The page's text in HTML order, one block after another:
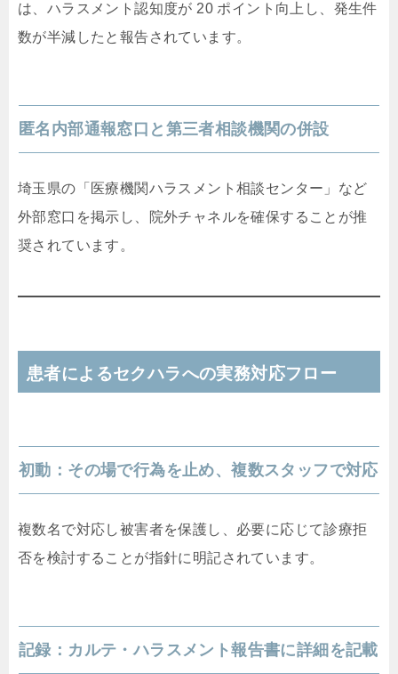
は、ハラスメント認知度が 20 ポイント向上し、発生件
数が半減したと報告されています。
匿名内部通報窓口と第三者相談機関の併設
埼玉県の「医療機関ハラスメント相談センター」など
外部窓口を掲示し、院外チャネルを確保することが推
奨されています。
患者によるセクハラへの実務対応フロー
初動：その場で行為を止め、複数スタッフで対応
複数名で対応し被害者を保護し、必要に応じて診療拒
否を検討することが指針に明記されています。
記録：カルテ・ハラスメント報告書に詳細を記載